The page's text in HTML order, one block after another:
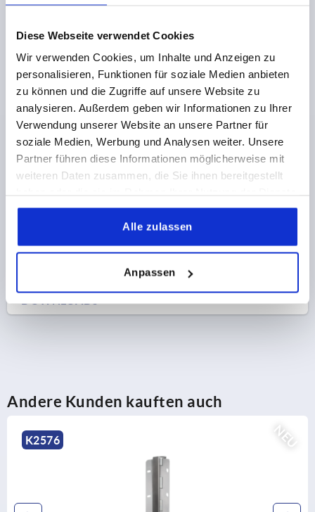
Diese Webseite verwendet Cookies
Wir verwenden Cookies, um Inhalte und Anzeigen zu
personalisieren, Funktionen für soziale Medien anbieten
zu können und die Zugriffe auf unsere Website zu
analysieren. Außerdem geben wir Informationen zu Ihrer
Verwendung unserer Website an unsere Partner für
soziale Medien, Werbung und Analysen weiter. Unsere
Partner führen diese Informationen möglicherweise mit
weiteren Daten zusammen, die Sie ihnen bereitgestellt
gesammelt haben.
Alle zulassen
Anpassen
DISTANZSCHEIBE EDELSTAHL A2 D1=18, H=3
D=34 D1=18 D2=3,5 D3=28 HÖHE=3
Bestellnummer:K2261.34181
8,36 CHF
zzgl. MwSt.
zzgl. Versandkosten
DETAILS
PRODUKTDETAILS
Andere Kunden kauften auch
NEU
K2576